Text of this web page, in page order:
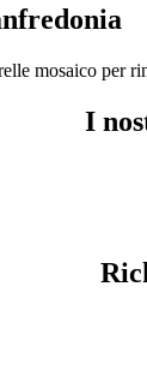
mosaico per
I